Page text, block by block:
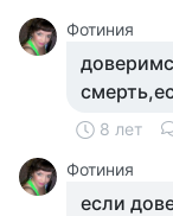
Фотиния
8 лет
Фотиния
если